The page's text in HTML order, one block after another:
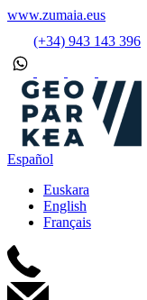
www.zumaia.eus
(+34) 943 143 396
Español
Euskara
English
Français